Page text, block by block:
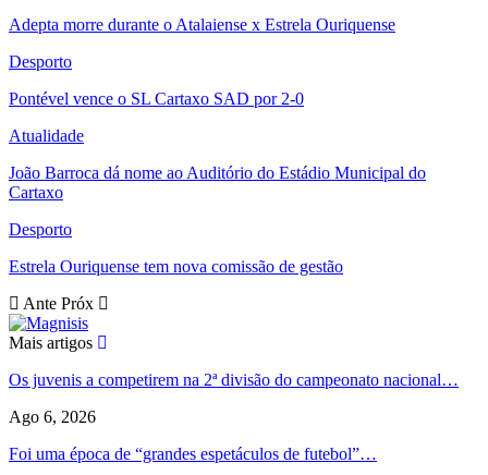
Adepta morre durante o Atalaiense x Estrela Ouriquense
Desporto
Pontével vence o SL Cartaxo SAD por 2-0
Atualidade
João Barroca dá nome ao Auditório do Estádio Municipal do
Cartaxo
Desporto
Estrela Ouriquense tem nova comissão de gestão
Ante Próx
Mais artigos
Os juvenis a competirem na 2ª divisão do campeonato nacional…
Ago 6, 2026
Foi uma época de “grandes espetáculos de futebol”…